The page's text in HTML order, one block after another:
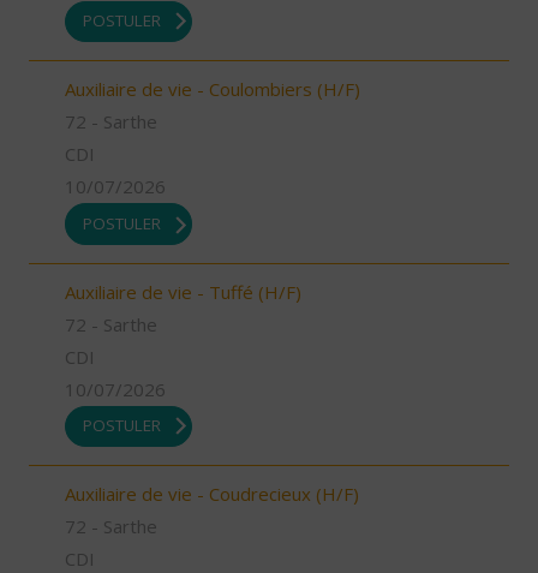
POSTULER
Auxiliaire de vie - Coulombiers (H/F)
72 - Sarthe
CDI
10/07/2026
POSTULER
Auxiliaire de vie - Tuffé (H/F)
72 - Sarthe
CDI
10/07/2026
POSTULER
Auxiliaire de vie - Coudrecieux (H/F)
72 - Sarthe
CDI